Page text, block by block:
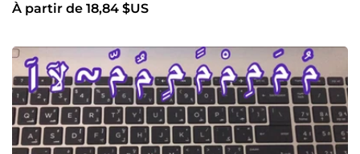
À partir de 18,84 $US